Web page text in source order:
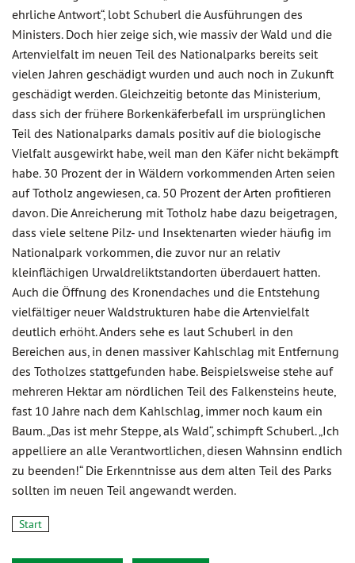
ehrliche Antwort“, lobt Schuberl die Ausführungen des
Ministers. Doch hier zeige sich, wie massiv der Wald und die
Artenvielfalt im neuen Teil des Nationalparks bereits seit
vielen Jahren geschädigt wurden und auch noch in Zukunft
geschädigt werden. Gleichzeitig betonte das Ministerium,
dass sich der frühere Borkenkäferbefall im ursprünglichen
Teil des Nationalparks damals positiv auf die biologische
Vielfalt ausgewirkt habe, weil man den Käfer nicht bekämpft
habe. 30 Prozent der in Wäldern vorkommenden Arten seien
auf Totholz angewiesen, ca. 50 Prozent der Arten profitieren
davon. Die Anreicherung mit Totholz habe dazu beigetragen,
dass viele seltene Pilz- und Insektenarten wieder häufig im
Nationalpark vorkommen, die zuvor nur an relativ
kleinflächigen Urwaldreliktstandorten überdauert hatten.
Auch die Öffnung des Kronendaches und die Entstehung
vielfältiger neuer Waldstrukturen habe die Artenvielfalt
deutlich erhöht. Anders sehe es laut Schuberl in den
Bereichen aus, in denen massiver Kahlschlag mit Entfernung
des Totholzes stattgefunden habe. Beispielsweise stehe auf
mehreren Hektar am nördlichen Teil des Falkensteins heute,
fast 10 Jahre nach dem Kahlschlag, immer noch kaum ein
Baum. „Das ist mehr Steppe, als Wald“, schimpft Schuberl. „Ich
appelliere an alle Verantwortlichen, diesen Wahnsinn endlich
zu beenden!“ Die Erkenntnisse aus dem alten Teil des Parks
sollten im neuen Teil angewandt werden.
Start